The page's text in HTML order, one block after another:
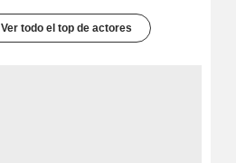
Ver todo el top de actores